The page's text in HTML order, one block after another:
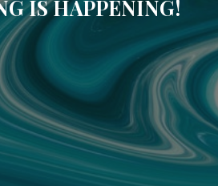
IS HAPPENING!